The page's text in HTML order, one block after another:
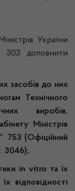
України
доповнити
засобів до них
Технічного
виробів,
Міністрів
753 (Офіційний
3046);
in vitro та їх
відповідності